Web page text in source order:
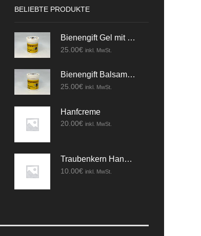
BELIEBTE PRODUKTE
Bienengift Gel mit Kräuter
25.00€ inkl. MwSt.
Bienengift Balsam mit Kräuter
25.00€ inkl. MwSt.
Hanfcreme
20.00€ inkl. MwSt.
Traubenkern Handcreme
10.00€ inkl. MwSt.